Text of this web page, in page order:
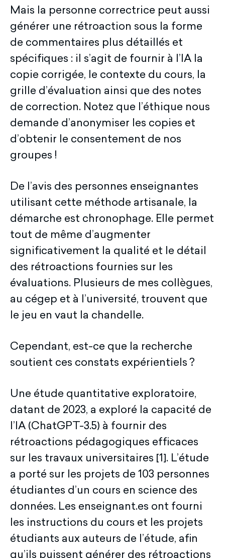
Mais la personne correctrice peut aussi
générer une rétroaction sous la forme
de commentaires plus détaillés et
spécifiques : il s’agit de fournir à l’IA la
copie corrigée, le contexte du cours, la
grille d’évaluation ainsi que des notes
de correction. Notez que l’éthique nous
demande d’anonymiser les copies et
d’obtenir le consentement de nos
groupes !
De l’avis des personnes enseignantes
utilisant cette méthode artisanale, la
démarche est chronophage. Elle permet
tout de même d’augmenter
significativement la qualité et le détail
des rétroactions fournies sur les
évaluations. Plusieurs de mes collègues,
au cégep et à l’université, trouvent que
le jeu en vaut la chandelle.
Cependant, est-ce que la recherche
soutient ces constats expérientiels ?
Une étude quantitative exploratoire,
datant de 2023, a exploré la capacité de
l’IA (ChatGPT-3.5) à fournir des
rétroactions pédagogiques efficaces
sur les travaux universitaires [1]. L’étude
a porté sur les projets de 103 personnes
étudiantes d’un cours en science des
données. Les enseignant.es ont fourni
les instructions du cours et les projets
étudiants aux auteurs de l’étude, afin
qu’ils puissent générer des rétroactions